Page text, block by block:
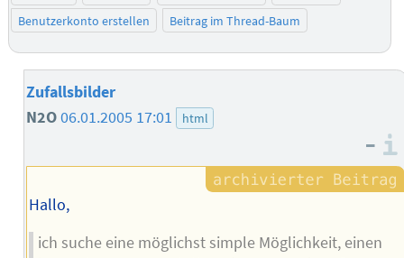
Benutzerkonto erstellen
Beitrag im Thread-Baum
Zufallsbilder
N2O06.01.2005 17:01 html
–
Hallo,
ich suche eine möglichst simple Möglichkeit, einen